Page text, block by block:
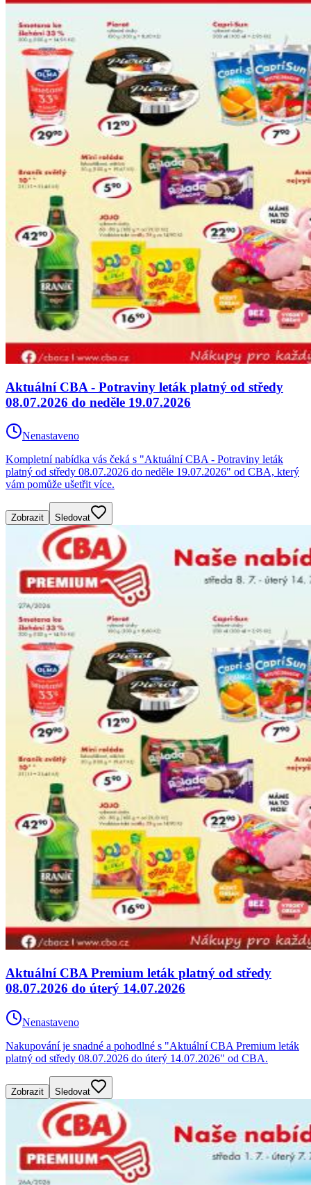
Aktuální CBA - Potraviny leták platný od středy
08.07.2026 do neděle 19.07.2026
Nenastaveno
Kompletní nabídka vás čeká s "Aktuální CBA - Potraviny leták
platný od středy 08.07.2026 do neděle 19.07.2026" od CBA, který
vám pomůže ušetřit více.
Zobrazit Sledovat
Aktuální CBA Premium leták platný od středy
08.07.2026 do úterý 14.07.2026
Nenastaveno
Nakupování je snadné a pohodlné s "Aktuální CBA Premium leták
platný od středy 08.07.2026 do úterý 14.07.2026" od CBA.
Zobrazit Sledovat